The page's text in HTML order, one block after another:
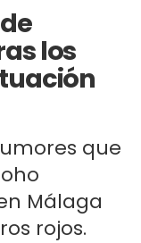
los
que
Málaga
rojos.